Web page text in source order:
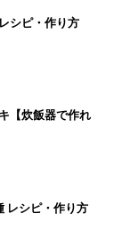
シピ・作り方
【炊飯器で作れ
レシピ・作り方